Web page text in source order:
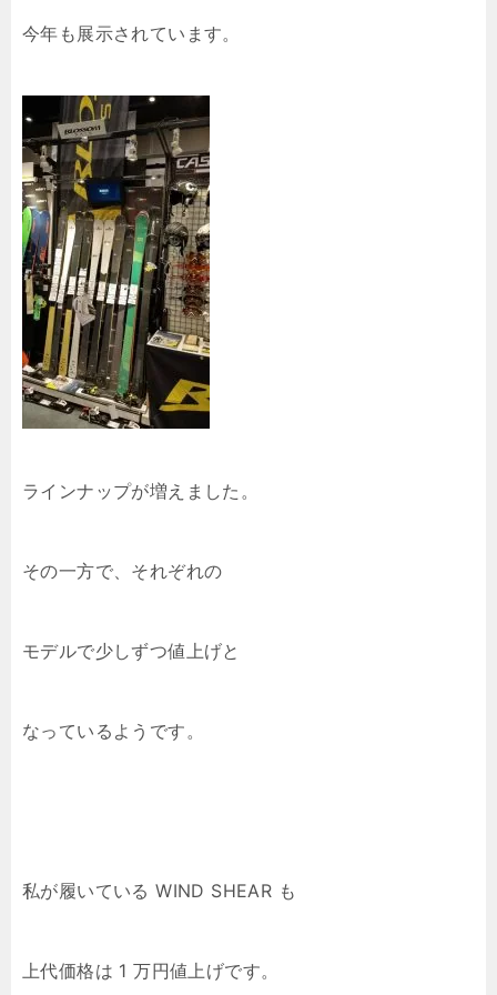
今年も展示されています。
ラインナップが増えました。
その一方で、それぞれの
モデルで少しずつ値上げと
なっているようです。
私が履いている WIND SHEAR も
上代価格は 1 万円値上げです。